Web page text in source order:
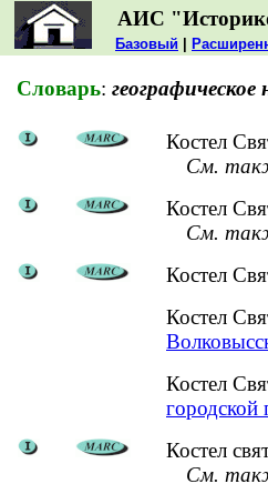
АИС
Базовый
Словарь: географическое
Костел
См.
Костел
См.
Костел
Костел
Костел
городской
Костел
См.